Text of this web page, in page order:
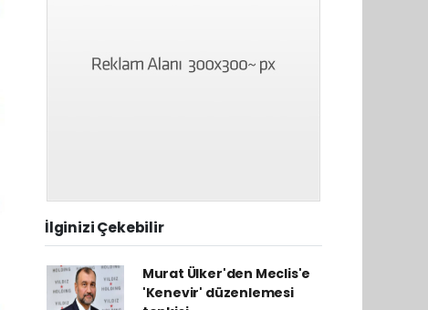
İlginizi Çekebilir
Murat Ülker'den Meclis'e
'Kenevir' düzenlemesi